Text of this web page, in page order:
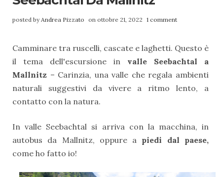
posted by Andrea Pizzato on ottobre 21, 2022 1 comment
Camminare tra ruscelli, cascate e laghetti. Questo è
il tema dell'escursione in valle Seebachtal a
Mallnitz – Carinzia, una valle che regala ambienti
naturali suggestivi da vivere a ritmo lento, a
contatto con la natura.
In valle Seebachtal si arriva con la macchina, in
autobus da Mallnitz, oppure a piedi dal paese,
come ho fatto io!